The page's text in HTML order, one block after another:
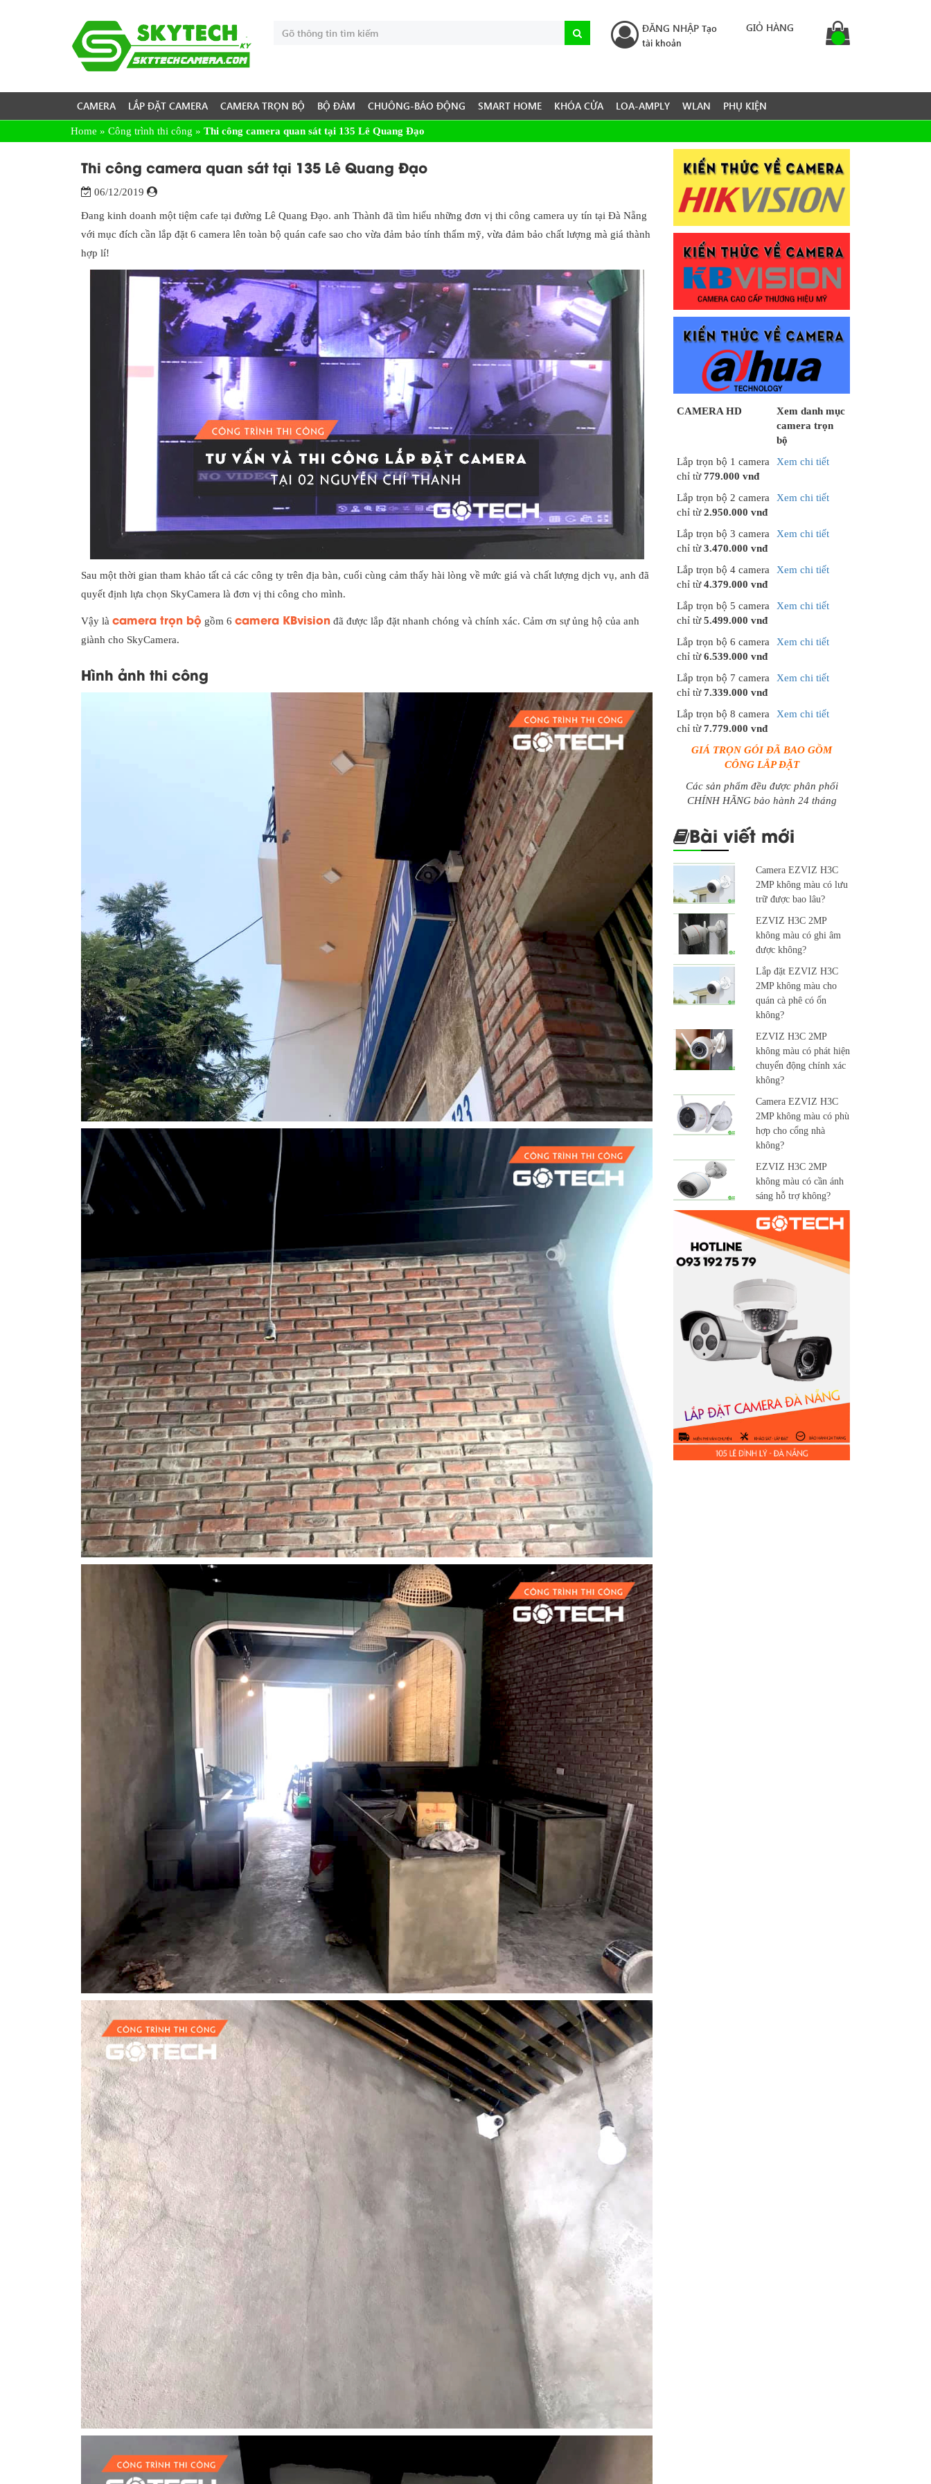
ĐĂNG NHẬP Tạo
tài khoản
GIỎ HÀNG
CAMERA LẮP ĐẶT CAMERA CAMERA TRỌN BỘ BỘ ĐÀM CHUÔNG-BÁO ĐỘNG SMART HOME KHÓA CỬA LOA-AMPLY WLAN PHỤ KIỆN
Home » Công trình thi công » Thi công camera quan sát tại 135 Lê Quang Đạo
Thi công camera quan sát tại 135 Lê Quang Đạo
06/12/2019
Đang kinh doanh một tiệm cafe tại đường Lê Quang Đạo. anh Thành đã tìm hiểu những đơn vị thi công camera uy tín tại Đà Nẵng
với mục đích cần lắp đặt 6 camera lên toàn bộ quán cafe sao cho vừa đảm bảo tính thẩm mỹ, vừa đảm bảo chất lượng mà giá thành
hợp lí!
Sau một thời gian tham khảo tất cả các công ty trên địa bàn, cuối cùng cảm thấy hài lòng về mức giá và chất lượng dịch vụ, anh đã
quyết định lựa chọn SkyCamera là đơn vị thi công cho mình.
Vậy là camera trọn bộ gồm 6 camera KBvision đã được lắp đặt nhanh chóng và chính xác. Cảm ơn sự ủng hộ của anh
giành cho SkyCamera.
Hình ảnh thi công
CAMERA HD
Xem danh mục
camera trọn
bộ
Lắp trọn bộ 1 camera
chỉ từ779.000 vnđ
Xem chi tiết
Lắp trọn bộ 2 camera
chỉ từ2.950.000 vnđ
Xem chi tiết
Lắp trọn bộ 3 camera
chỉ từ3.470.000 vnđ
Xem chi tiết
Lắp trọn bộ 4 camera
chỉ từ4.379.000 vnđ
Xem chi tiết
Lắp trọn bộ 5 camera
chỉ từ5.499.000 vnđ
Xem chi tiết
Lắp trọn bộ 6 camera
chỉ từ6.539.000 vnđ
Xem chi tiết
Lắp trọn bộ 7 camera
chỉ từ7.339.000 vnđ
Xem chi tiết
Lắp trọn bộ 8 camera
chỉ từ7.779.000 vnđ
Xem chi tiết
GIÁ TRỌN GÓI ĐÃ BAO GỒM
CÔNG LẮP ĐẶT
Các sản phẩm đều được phân phối
CHÍNH HÃNG bảo hành 24 tháng
Bài viết mới
Camera EZVIZ H3C
2MP không màu có lưu
trữ được bao lâu?
EZVIZ H3C 2MP
không màu có ghi âm
được không?
Lắp đặt EZVIZ H3C
2MP không màu cho
quán cà phê có ổn
không?
EZVIZ H3C 2MP
không màu có phát hiện
chuyển động chính xác
không?
Camera EZVIZ H3C
2MP không màu có phù
hợp cho cổng nhà
không?
EZVIZ H3C 2MP
không màu có cần ánh
sáng hỗ trợ không?